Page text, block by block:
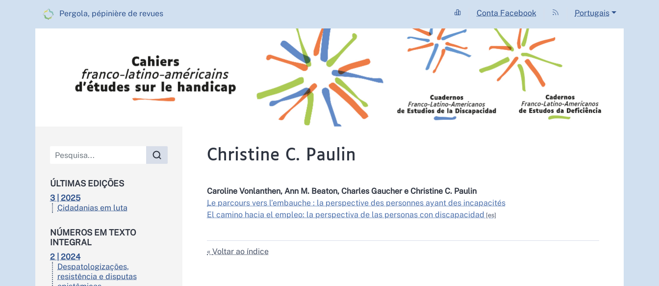
Pergola, pépinière de revues Conta Facebook Portugais
Menu principal
ÚLTIMAS EDIÇÕES
3 | 2025
Cidadanias em luta
NÚMEROS EM TEXTO
INTEGRAL
2 | 2024
Despatologizações,
resistência e disputas
Christine C. Paulin
Caroline Vonlanthen, Ann M. Beaton, Charles Gauchere Christine C. Paulin
Le parcours vers l’embauche : la perspective des personnes ayant des incapacités
El camino hacia el empleo: la perspectiva de las personas con discapacidad
Voltar ao índice